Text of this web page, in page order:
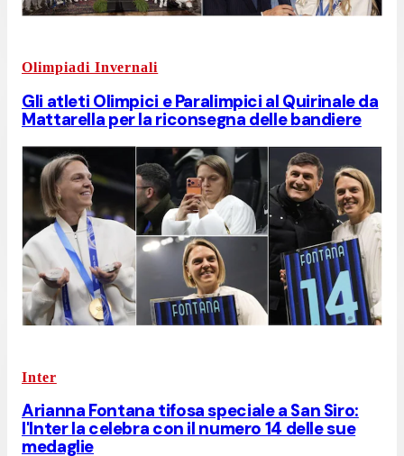
Olimpiadi Invernali
Gli atleti Olimpici e Paralimpici al Quirinale da
Mattarella per la riconsegna delle bandiere
Inter
Arianna Fontana tifosa speciale a San Siro:
l'Inter la celebra con il numero 14 delle sue
medaglie